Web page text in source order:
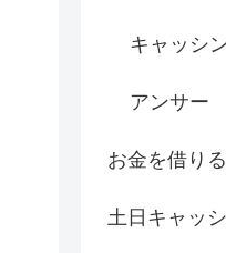
キャッシ
アンサー
お金を借りる
土日キャッ